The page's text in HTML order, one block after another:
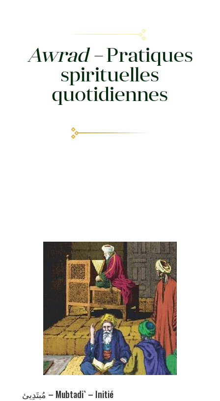
Awrad –Pratiques
spirituelles
quotidiennes
مُبتَدِيئ – Mubtadi` – Initié